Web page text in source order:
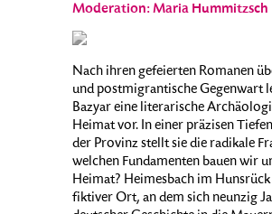
Moderation: Maria Hummitzsch
Nach ihren gefeierten Romanen
und postmigrantische Gegenwart
Bazyar eine literarische
Heimat vor. In einer präzisen
der Provinz stellt sie die radikale
welchen Fundamenten bauen wir
Heimat? Heimesbach im
fiktiver Ort, an dem sich neunzig